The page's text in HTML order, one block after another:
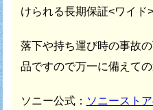
けられる長期保証<ワイド
落下や持ち運び時の事故
品ですので万一に備えて
ソニー公式： ソニースト